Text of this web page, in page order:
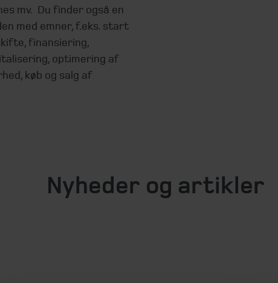
mv. Du finder også en
med emner, f.eks. start
finansiering,
optimering af
køb og salg af
Nyheder og artikler